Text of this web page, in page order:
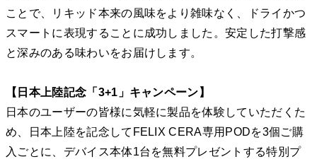
ことで、リキッド本来の風味をより雑味なく、ドライかつ
スマートに表現することに成功しました。安定した打撃感
と深みのある味わいをお届けします。
【日本上陸記念「3+1」キャンペーン】
日本のユーザーの皆様に気軽に製品を体験していただくた
め、日本上陸を記念してFELIX CERA専用PODを3個ご購
入ごとに、デバイス本体1台を無料プレゼントする特別プ